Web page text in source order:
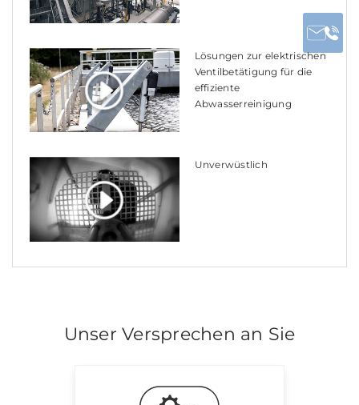
Lösungen zur elektrischen
Ventilbetätigung für die
effiziente
Abwasserreinigung
Unverwüstlich
Unser Versprechen an Sie